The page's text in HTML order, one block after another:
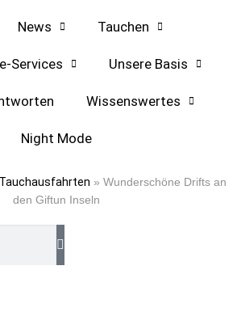
News Tauchen
Services Unsere Basis
Wissenswertes
Night Mode
» Wunderschöne Drifts an
den Giftun Inseln